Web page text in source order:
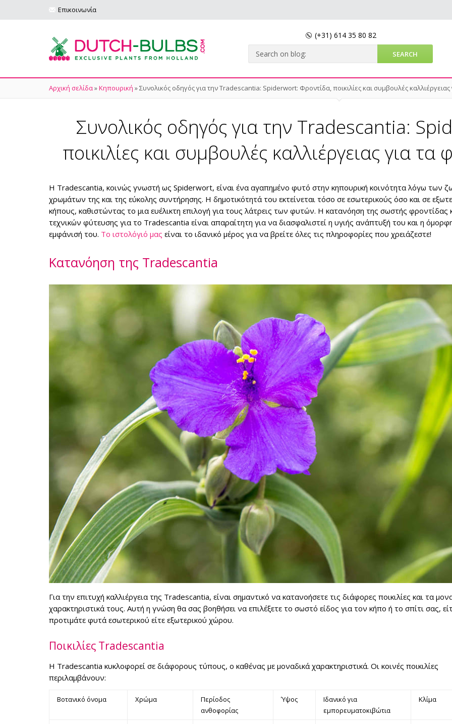
Επικοινωνία
(+31) 614 35 80 82
Αρχική σελίδα»Κηπουρική »Συνολικός οδηγός για την Tradescantia: Spiderwort: Φροντίδα, ποικιλίες και συμβουλές
Συνολικός οδηγός για την Tradescantia:
ποικιλίες και συμβουλές καλλιέργειας για
Η Tradescantia, κοινώς γνωστή ως Spiderwort, είναι ένα αγαπημένο φυτό στην κηπουρική κοινότητα λόγω των
χρωμάτων της και της εύκολης συντήρησης. Η δημοτικότητά του εκτείνεται τόσο σε εσωτερικούς όσο και σε
κήπους, καθιστώντας το μια ευέλικτη επιλογή για τους λάτρεις των φυτών. Η κατανόηση της σωστής φροντίδας
τεχνικών φύτευσης για το Tradescantia είναι απαραίτητη για να διασφαλιστεί η υγιής ανάπτυξή του και η
εμφάνισή του. Το ιστολόγιό μας είναι το ιδανικό μέρος για να βρείτε όλες τις πληροφορίες που χρειάζεστε!
Κατανόηση της Tradescantia
Για την επιτυχή καλλιέργεια της Tradescantia, είναι σημαντικό να κατανοήσετε τις διάφορες ποικιλίες και τα
χαρακτηριστικά τους. Αυτή η γνώση θα σας βοηθήσει να επιλέξετε το σωστό είδος για τον κήπο ή το σπίτι σας,
προτιμάτε φυτά εσωτερικού είτε εξωτερικού χώρου.
Ποικιλίες Tradescantia
Η Tradescantia κυκλοφορεί σε διάφορους τύπους, ο καθένας με μοναδικά χαρακτηριστικά. Οι κοινές ποικιλίες
περιλαμβάνουν:
Βοτανικό όνομα Χρώμα
Περίοδος
ανθοφορίας
Ύψος
Ιδανικό για
εμπορευματοκιβώτια
Κλίμα